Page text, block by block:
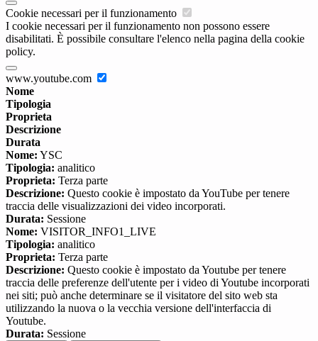
Cookie necessari per il funzionamento
I cookie necessari per il funzionamento non possono essere
disabilitati. È possibile consultare l'elenco nella pagina della cookie
policy.
www.youtube.com
Nome
Tipologia
Proprieta
Descrizione
Durata
Nome: YSC
Tipologia: analitico
Proprieta: Terza parte
Descrizione: Questo cookie è impostato da YouTube per tenere
traccia delle visualizzazioni dei video incorporati.
Durata: Sessione
Nome: VISITOR_INFO1_LIVE
Tipologia: analitico
Proprieta: Terza parte
Descrizione: Questo cookie è impostato da Youtube per tenere
traccia delle preferenze dell'utente per i video di Youtube incorporati
nei siti; può anche determinare se il visitatore del sito web sta
utilizzando la nuova o la vecchia versione dell'interfaccia di
Youtube.
Durata: Sessione